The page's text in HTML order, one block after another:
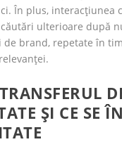
În plus, interacțiunea
ulterioare după
de brand, repetate în
ȘI CE SE